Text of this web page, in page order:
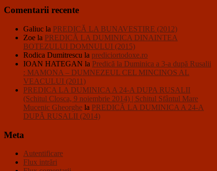
Comentarii recente
Galiuc la PREDICĂ LA BUNAVESTIRE (2012)
Zoe la PREDICĂ LA DUMINICA DINAINTEA
BOTEZULUI DOMNULUI (2015)
Rodica Dumitrescu la prediciortodoxe.ro
IOAN HATEGAN la Predică la Duminica a 3-a după Rusalii
: MAMONA – DUMNEZEUL CEL MINCINOS AL
VEACULUI (2011)
PREDICA LA DUMINICA A 24-A DUPA RUSALII
(Schitul Closca, 9 noiembrie 2014) | Schitul Sfântul Mare
Mucenic Gheorghe la PREDICĂ LA DUMINICA A 24-A
DUPĂ RUSALII (2014)
Meta
Autentificare
Flux intrări